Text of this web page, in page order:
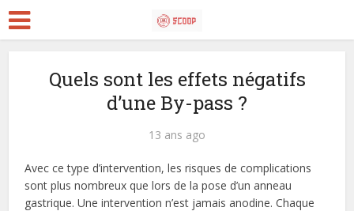
Quels sont les effets négatifs
d’une By-pass ?
13 ans ago
Avec ce type d’intervention, les risques de complications
sont plus nombreux que lors de la pose d’un anneau
gastrique. Une intervention n’est jamais anodine. Chaque